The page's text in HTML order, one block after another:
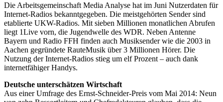
Die Arbeitsgemeinschaft Media Analyse hat im Juni Nutzerdaten für
Internet-Radios bekanntgegeben. Die meistgehörten Sender sind
etablierte UKW-Radios. Mit sieben Millionen monatlichen Abrufen
liegt 1Live vorn, die Jugendwelle des WDR. Neben Antenne
Bayern und Radio FFH finden auch Musiksender wie die 2003 in
Aachen gegründete RauteMusik über 3 Millionen Hörer. Die
Nutzung der Internet-Radios stieg um elf Prozent – auch dank
internetfähiger Handys.
Deutsche unterschätzen Wirtschaft
Aus einer Umfrage des Ernst-Schneider-Preis vom Mai 2014: Neun